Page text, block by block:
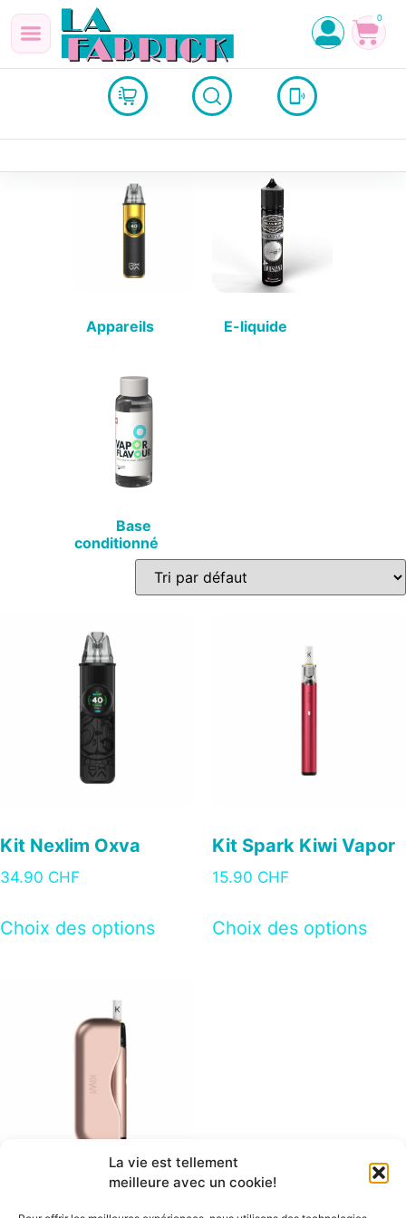
La vie est tellement
meilleure avec un cookie!
0
Appareils E-liquide
Base
conditionné
Kit Nexlim Oxva
34.90 CHF
Choix des options
Kit Spark Kiwi Vapor
15.90 CHF
Choix des options
Starter Kit Kiwi 1 Kiwi